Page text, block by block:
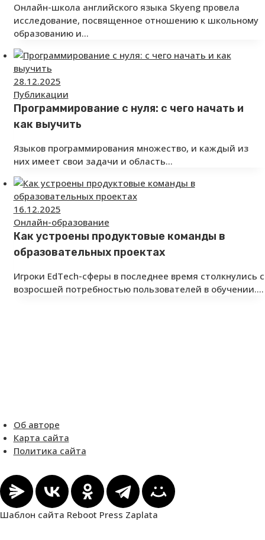
Онлайн-школа английского языка Skyeng провела
исследование, посвященное отношению к школьному
образованию и…
28.12.2025
Публикации
Программирование с нуля: с чего начать и
как выучить
Языков программирования множество, и каждый из
них имеет свои задачи и область…
16.12.2025
Онлайн-образование
Как устроены продуктовые команды в
образовательных проектах
Игроки EdTech-сферы в последнее время столкнулись с
возросшей потребностью пользователей в обучении.…
Об авторе
Карта сайта
Политика сайта
Шаблон сайта Reboot Press Zaplata